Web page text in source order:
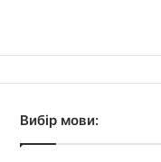
Вибір мови: